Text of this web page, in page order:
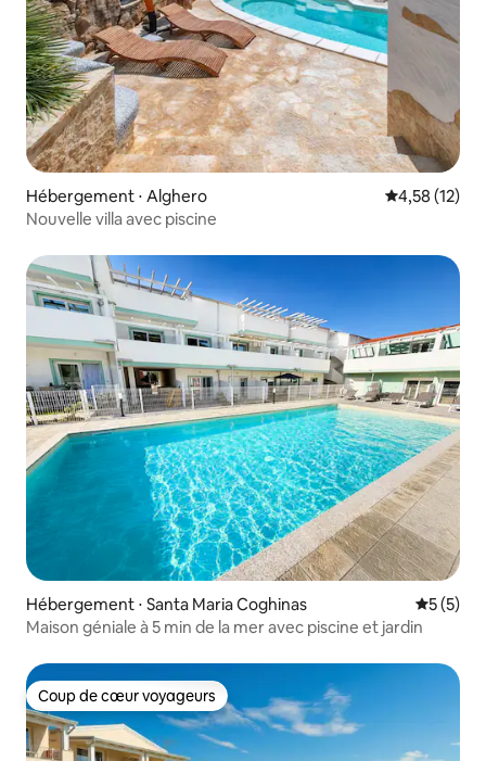
Hébergement ⋅ Alghero Évaluation
4,58 (12)
Nouvelle villa avec piscine
Hébergement ⋅ Santa Maria Coghinas
5 (5)
Maison géniale à 5 min de la mer avec piscine et jardin
Coup de cœur voyageurs
Coup de cœur voyageurs